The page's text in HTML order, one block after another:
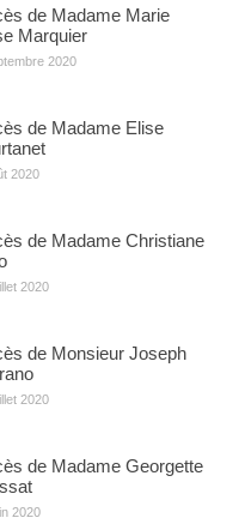
de Madame Marie
Marquier
2020
de Madame Elise
2020
de Madame Christiane
2020
de Monsieur Joseph
2020
de Madame Georgette
2020